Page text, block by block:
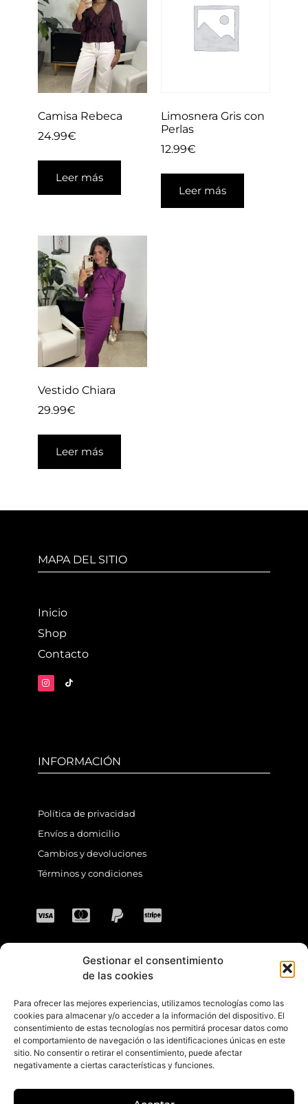
Gestionar el consentimiento
de las cookies
Para ofrecer las mejores experiencias, utilizamos tecnologías como las
cookies para almacenar y/o acceder a la información del dispositivo. El
consentimiento de estas tecnologías nos permitirá procesar datos como
el comportamiento de navegación o las identificaciones únicas en este
sitio. No consentir o retirar el consentimiento, puede afectar
negativamente a ciertas características y funciones.
Camisa Rebeca
24.99€
Leer más
Limosnera Gris con
Perlas
12.99€
Leer más
Vestido Chiara
29.99€
Leer más
MAPA DEL SITIO
Inicio
Shop
Contacto
INFORMACIÓN
Política de privacidad
Envíos a domicilio
Cambios y devoluciones
Términos y condiciones
CONTACTO
Dirección: C. Sta. María Magdalena, 14,
41701 Dos Hermanas, Sevilla, España
Teléfono +34 694 46 69 91